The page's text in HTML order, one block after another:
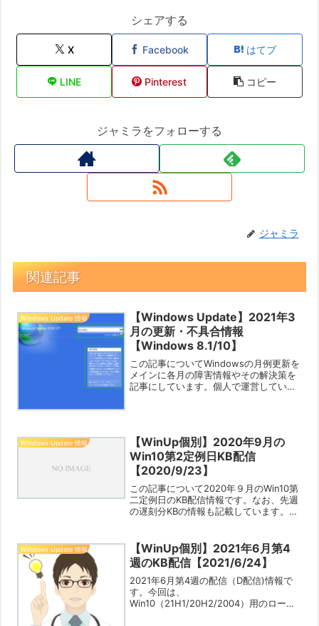
シェアする
X Facebook はてブ
LINE Pinterest コピー
ジャミラをフォローする
ジャミラ
関連記事
Windows Update 情報
【Windows Update】2021年3
月の更新・不具合情報
【Windows 8.1/10】
この記事についてWindowsの月例更新を
メインに各月の障害情報やその解決策を
記事にしています。個人で運営している
Windows Update 情報
【WinUp個別】2020年9月の
Win10第2定例日KB配信
【2020/9/23】
この記事について2020年９月のWin10第
二定例日のKB配信情報です。なお、先週
の遅刻分KBの情報も記載しています。
さいね。Windows 10バージョン20...
Windows Update 情報
【WinUp個別】2021年6月第4
週のKB配信【2021/6/24】
2021年6月第4週の配信（D配信)情報で
す。今回は、
Win10（21H1/20H2/2004）用のロール